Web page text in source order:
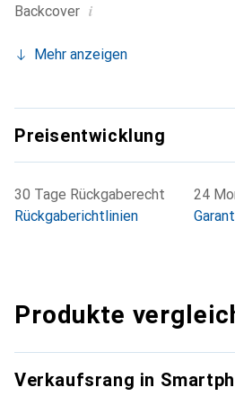
Backcover i
Mehr anzeigen
Preisentwicklung
30 Tage Rückgaberecht
Rückgaberichtlinien
24
Produkte
Verkaufsrang in